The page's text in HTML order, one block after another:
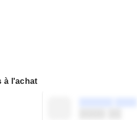
à l'achat